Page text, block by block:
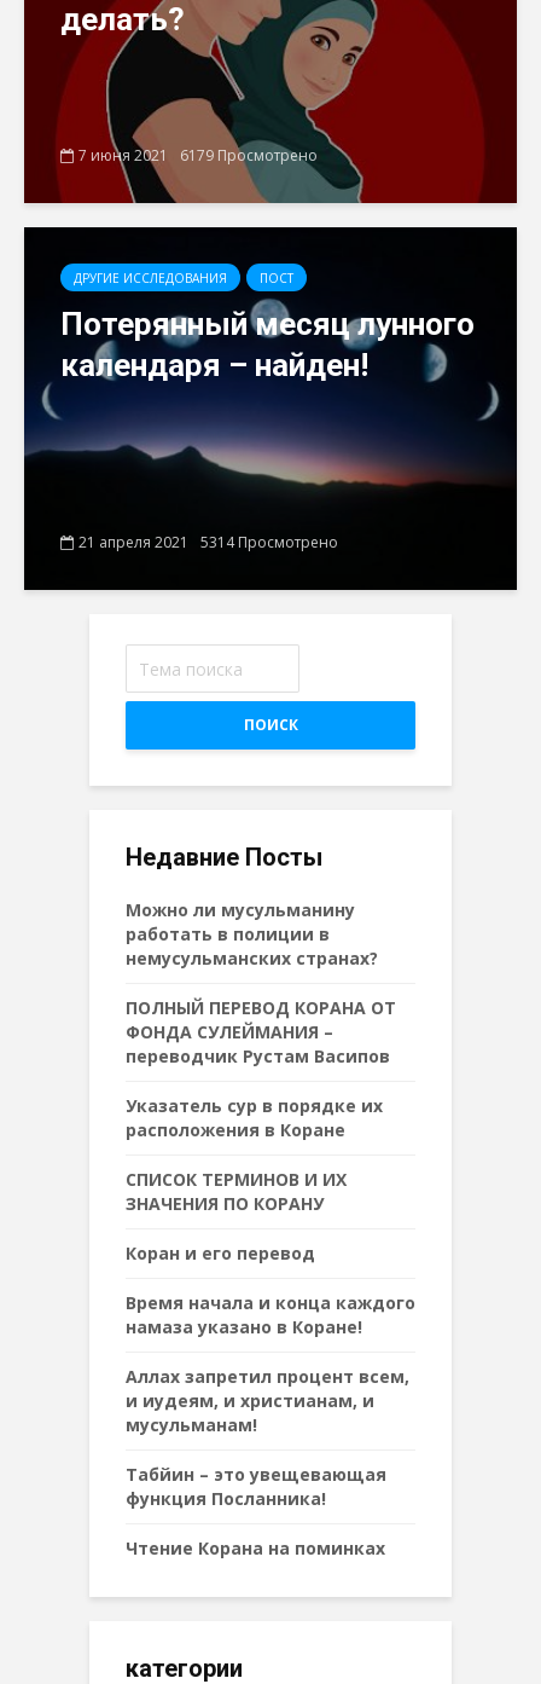
делать?
7 июня 2021 6179 Просмотрено
ДРУГИЕ ИССЛЕДОВАНИЯ ПОСТ
Потерянный месяц лунного
календаря – найден!
21 апреля 2021 5314 Просмотрено
ПОИСК
Недавние Посты
Можно ли мусульманину
работать в полиции в
немусульманских странах?
ПОЛНЫЙ ПЕРЕВОД КОРАНА ОТ
ФОНДА СУЛЕЙМАНИЯ –
переводчик Рустам Васипов
Указатель сур в порядке их
расположения в Коране
СПИСОК ТЕРМИНОВ И ИХ
ЗНАЧЕНИЯ ПО КОРАНУ
Коран и его перевод
Время начала и конца каждого
намаза указано в Коране!
Аллах запретил процент всем,
и иудеям, и христианам, и
мусульманам!
Табйин – это увещевающая
функция Посланника!
Чтение Корана на поминках
категории